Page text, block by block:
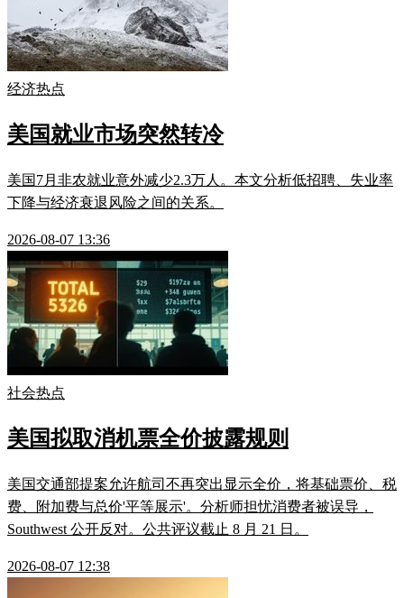
经济热点
美国就业市场突然转冷
美国7月非农就业意外减少2.3万人。本文分析低招聘、失业率
下降与经济衰退风险之间的关系。
2026-08-07 13:36
社会热点
美国拟取消机票全价披露规则
美国交通部提案允许航司不再突出显示全价，将基础票价、税
费、附加费与总价'平等展示'。分析师担忧消费者被误导，
Southwest 公开反对。公共评议截止 8 月 21 日。
2026-08-07 12:38